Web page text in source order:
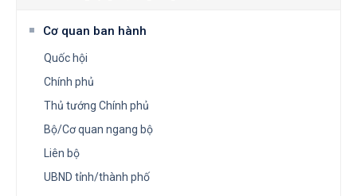
Cơ quan ban hành
Quốc hội
Chính phủ
Thủ tướng Chính phủ
Bộ/Cơ quan ngang bộ
Liên bộ
UBND tỉnh/thành phố